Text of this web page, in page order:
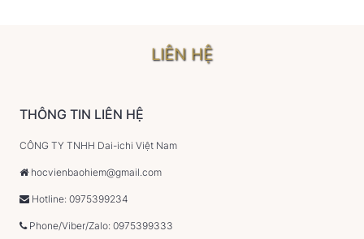
LIÊN HỆ
THÔNG TIN LIÊN HỆ
CÔNG TY TNHH Dai-ichi Việt Nam
hocvienbaohiem@gmail.com
Hotline: 0975399234
Phone/Viber/Zalo: 0975399333